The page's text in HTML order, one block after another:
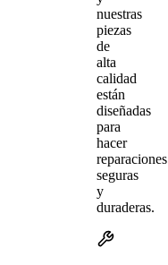
nuestras
piezas
de
alta
calidad
están
diseñadas
para
hacer
reparaciones
seguras
y
duraderas.